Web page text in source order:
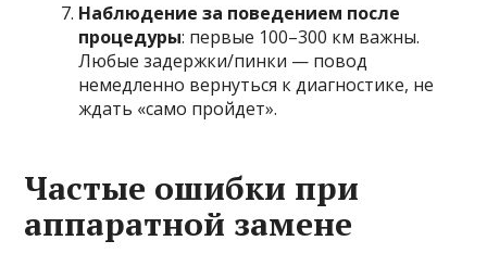
Наблюдение за поведением после
процедуры: первые 100–300 км важны.
Любые задержки/пинки — повод
немедленно вернуться к диагностике, не
ждать «само пройдет».
Частые ошибки при
аппаратной замене